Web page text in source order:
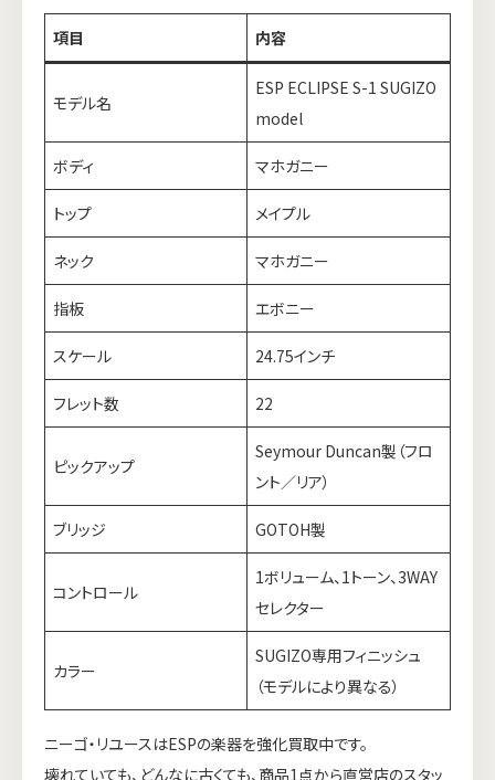
項目 内容
モデル名
ESP ECLIPSE S-1 SUGIZO
model
ボディ マホガニー
トップ メイプル
ネック マホガニー
指板 エボニー
スケール 24.75インチ
フレット数 22
ピックアップ
Seymour Duncan製（フロ
ント／リア）
ブリッジ GOTOH製
コントロール
1ボリューム、1トーン、3WAY
セレクター
カラー
SUGIZO専用フィニッシュ
（モデルにより異なる）
ニーゴ・リユースはESPの楽器を強化買取中です。
壊れていても、どんなに古くても、商品1点から直営店のスタッ